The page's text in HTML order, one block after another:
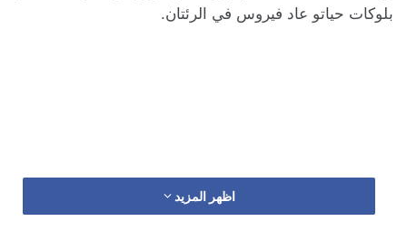
بلوكات حياتو عاد فيروس في الرئتان.
اظهر المزيد